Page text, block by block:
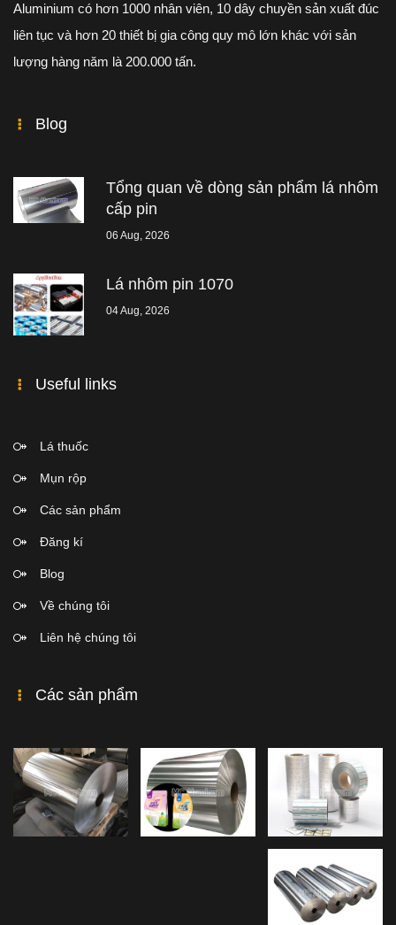
Aluminium có hơn 1000 nhân viên, 10 dây chuyền sản xuất đúc
liên tục và hơn 20 thiết bị gia công quy mô lớn khác với sản
lượng hàng năm là 200.000 tấn.
Blog
Tổng quan về dòng sản phẩm lá nhôm
cấp pin
06 Aug, 2026
Lá nhôm pin 1070
04 Aug, 2026
Useful links
Lá thuốc
Mụn rộp
Các sản phẩm
Đăng kí
Blog
Về chúng tôi
Liên hệ chúng tôi
Các sản phẩm